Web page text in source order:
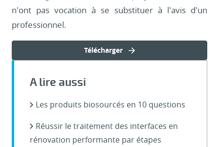
A lire aussi
Les produits biosourcés en 10 questions
Réussir le traitement des interfaces en
rénovation performante par étapes
n’ont pas vocation à se substituer à l’avis d’un
professionnel.
Télécharger